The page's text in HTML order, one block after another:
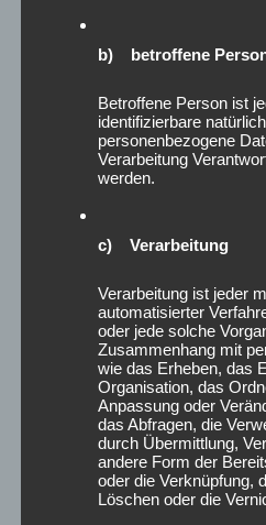
September 2024
August 2024
März 2024
Februar 2024
Dezember 2023
November 2023
Oktober 2023
August 2023
April 2023
Februar 2023
b) betroffene
Betroffene Person ist
identifizierbare
personenbezogene
Verarbeitung
werden.
c) Verarbeitung
Verarbeitung ist jeder
automatisierter
oder jede solche
Zusammenhang mit
wie das Erheben, das
Organisation, das
Anpassung oder
das Abfragen, die
durch Übermittlung,
andere Form der
oder die Verknüpfung,
Löschen oder die